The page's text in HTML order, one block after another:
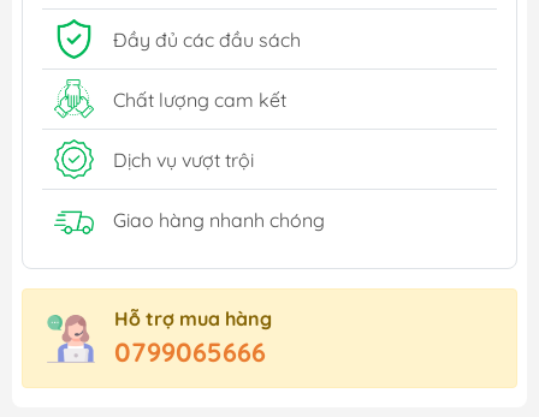
Đầy đủ các đầu sách
Chất lượng cam kết
Dịch vụ vượt trội
Giao hàng nhanh chóng
Hỗ trợ mua hàng
0799065666